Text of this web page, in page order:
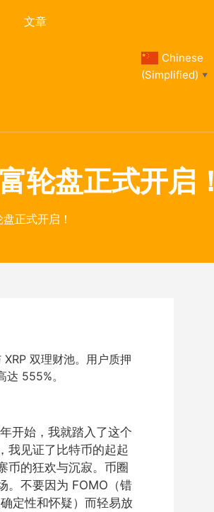
文章
Chinese
(Simplified) ▼
轮盘正式开启！
正式开启！
双理财池。用户质押
555%。
开始，我就踏入了这个
我见证了比特币的起起
币的狂欢与沉寂。币圈
。不要因为 FOMO（错
定性和怀疑）而轻易放